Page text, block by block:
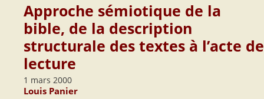
Approche sémiotique de la
bible, de la description
structurale des textes à l’acte de
lecture
1 mars 2000
Louis Panier